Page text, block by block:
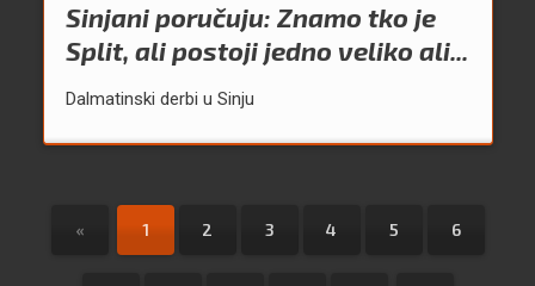
Sinjani poručuju: Znamo tko je
Split, ali postoji jedno veliko ali...
Dalmatinski derbi u Sinju
« 1 2 3 4 5 6